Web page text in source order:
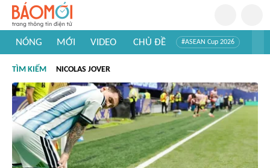
NÓNG MỚI VIDEO CHỦ ĐỀ #ASEAN Cup 2026
#Khám phá thế giới
TÌM KIẾM NICOLAS JOVER